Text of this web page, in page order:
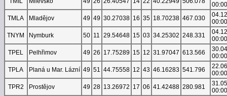
00:00
TMLA
Mladějov 49 49 30.27038 16 35 18.70238 467.030
00:00
TNYM
Nymburk 50 11 29.54648 15 03 34.25302 248.331
00:00
TPEL
Pelhřimov 49 26 17.75289 15 12 31.97047 613.566
00:00
TPLA
Planá u Mar. Lázní 49 51 44.75558 12 43 46.16283 541.796
00:00
TPR2
Prostějov 49 28 13.26972 17 06 41.42488 280.981
00:00